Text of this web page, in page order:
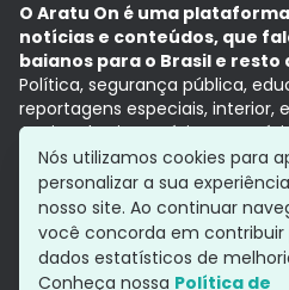
O Aratu On é uma
notícias e conteúdos, que
baianos para o Brasil e resto
Política, segurança pública,
reportagens especiais,
Aqui, tudo vira notícia e a
com a credibilidade do Grupo
Grupo Aratu
Política de
Siga-nos
Nós utilizamos cookies para
personalizar a sua
nosso site. Ao continuar
você concorda em contribuir
dados estatísticos de
Conheça nossa Política de